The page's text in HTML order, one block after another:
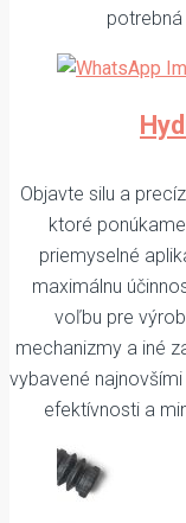
Objavte silu a
ktoré
priemyselné
maximálnu
voľbu pre
mechanizmy a iné
vybavené
efektívnosti a